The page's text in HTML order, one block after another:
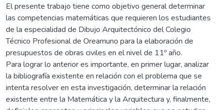
El presente trabajo tiene como objetivo general determinar
las competencias matemáticas que requieren los estudiantes
de la especialidad de Dibujo Arquitectónico del Colegio
Técnico Profesional de Oreamuno para la elaboración de
presupuestos de obras civiles en el nivel de 11º año.
Para lograr lo anterior es importante, en primer lugar, analizar
la bibliografía existente en relación con el problema que se
intenta resolver en esta investigación, determinar la relación
existente entre la Matemática y la Arquitectura y, finalmente,